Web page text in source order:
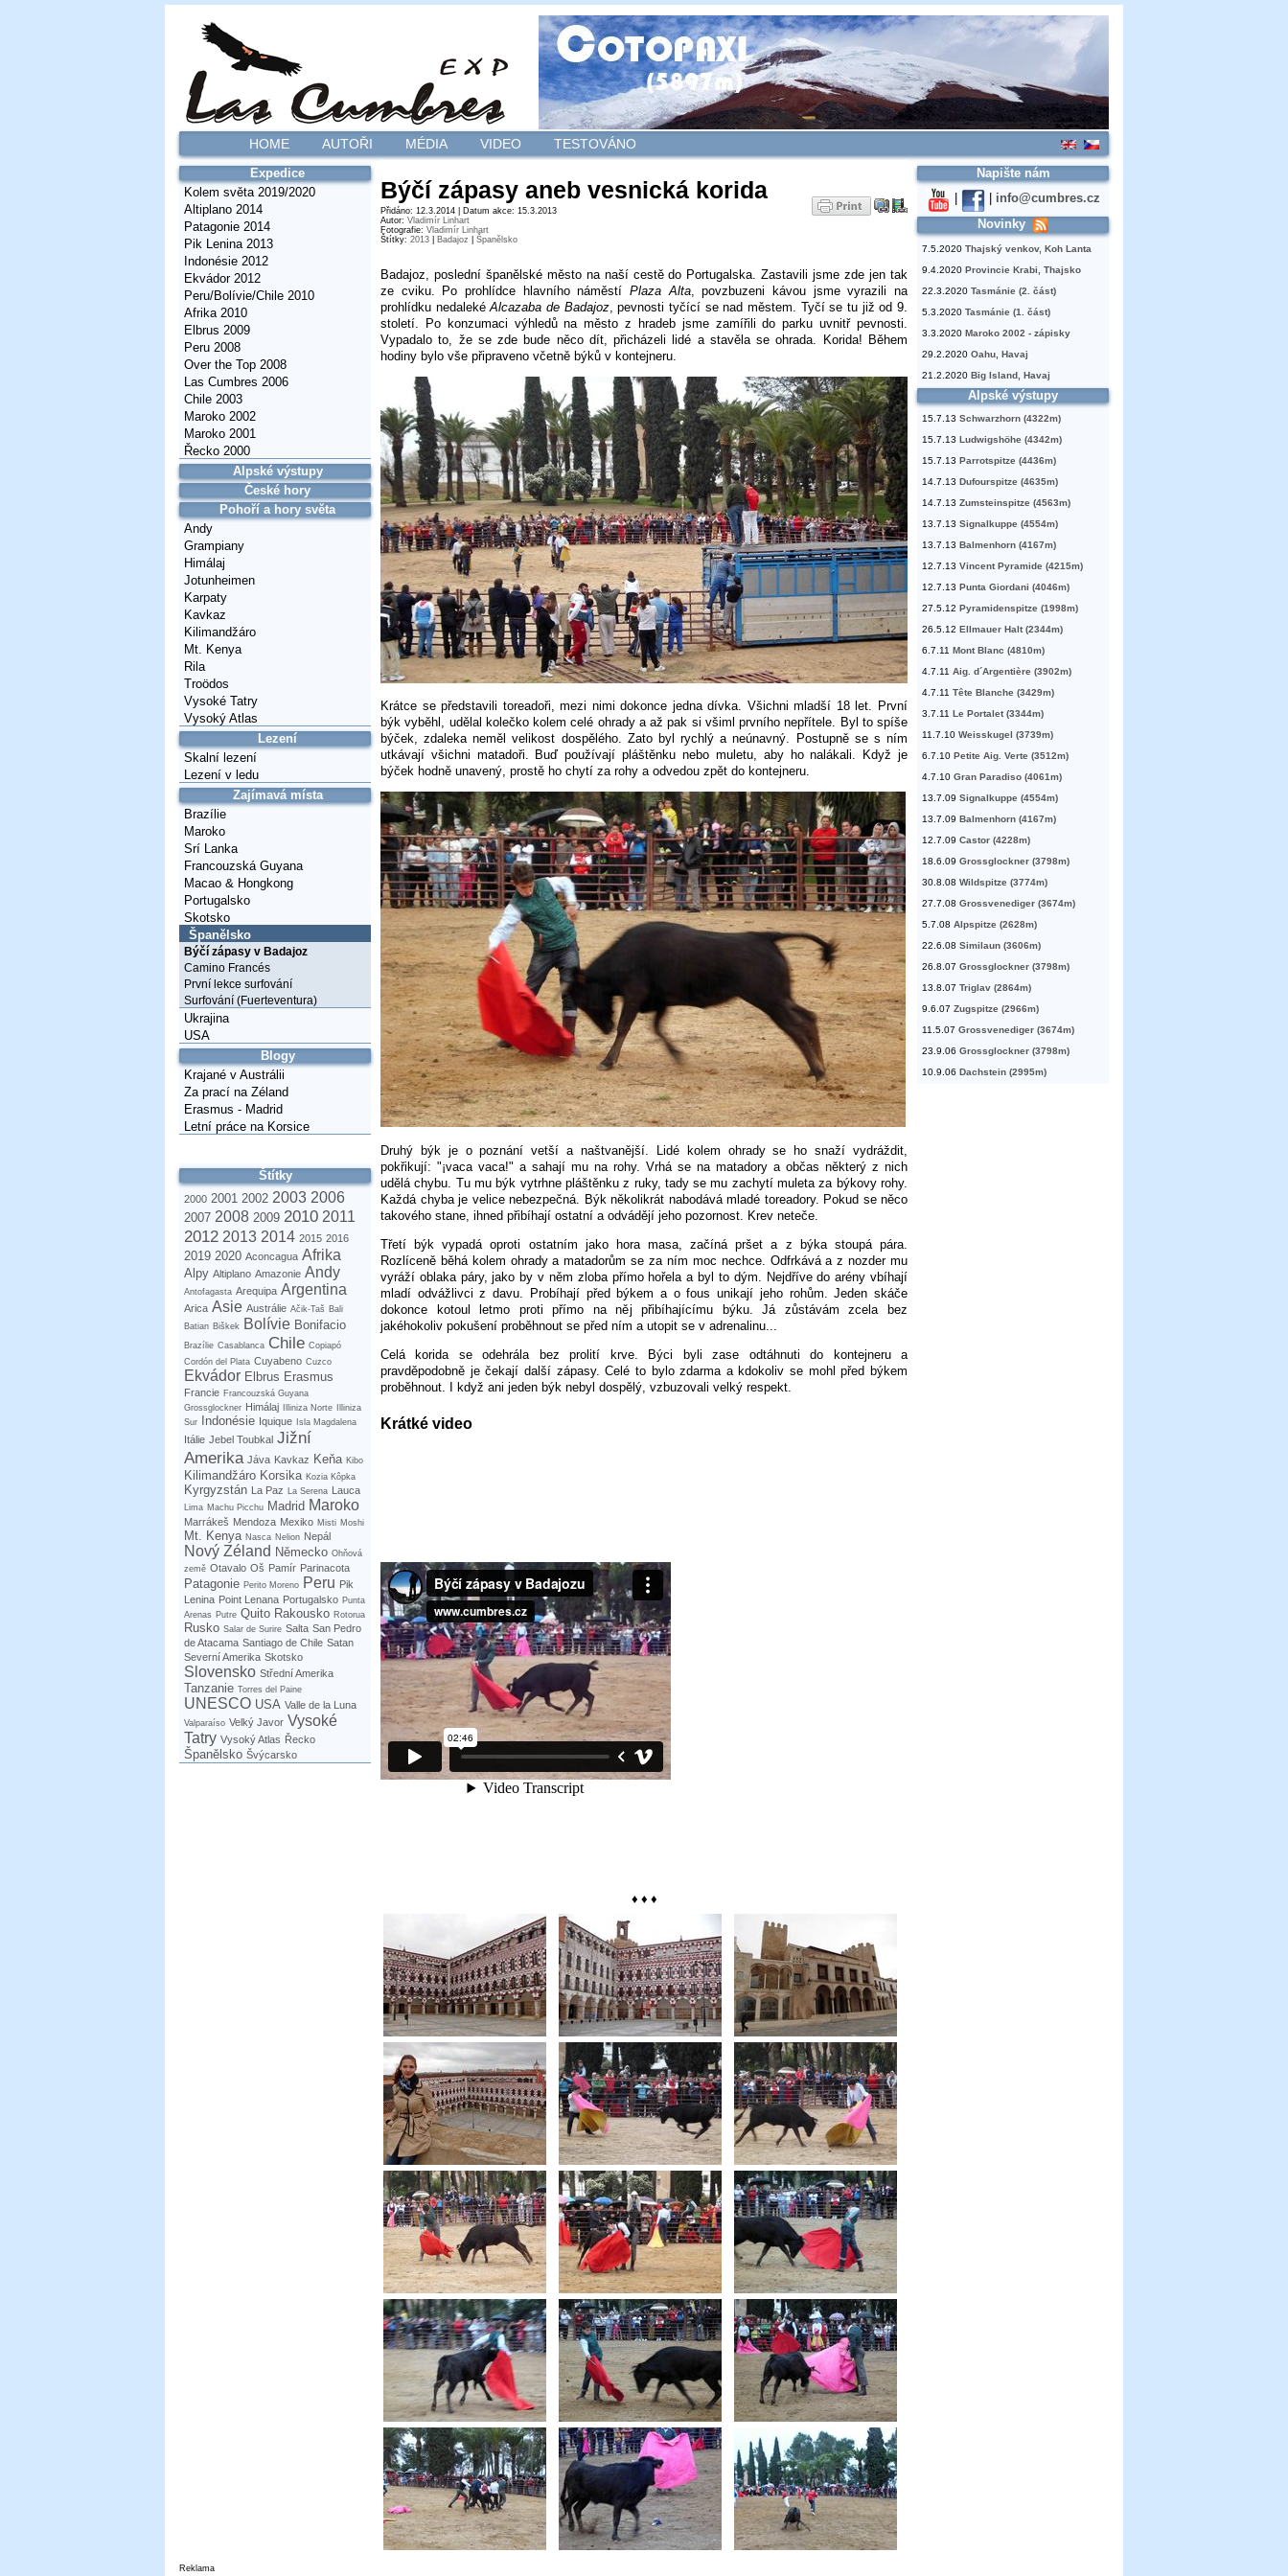
HOME AUTOŘI MÉDIA VIDEO TESTOVÁNO
Expedice
Kolem světa 2019/2020
Altiplano 2014
Patagonie 2014
Pik Lenina 2013
Indonésie 2012
Ekvádor 2012
Peru/Bolívie/Chile 2010
Afrika 2010
Elbrus 2009
Peru 2008
Over the Top 2008
Las Cumbres 2006
Chile 2003
Maroko 2002
Maroko 2001
Řecko 2000
Alpské výstupy
České hory
Pohoří a hory světa
Andy
Grampiany
Himálaj
Jotunheimen
Karpaty
Kavkaz
Kilimandžáro
Mt. Kenya
Rila
Troödos
Vysoké Tatry
Vysoký Atlas
Lezení
Skalní lezení
Lezení v ledu
Zajímavá místa
Brazílie
Maroko
Srí Lanka
Francouzská Guyana
Macao & Hongkong
Portugalsko
Skotsko
Španělsko
Býčí zápasy v Badajoz
Camino Francés
První lekce surfování
Surfování (Fuerteventura)
Ukrajina
USA
Blogy
Krajané v Austrálii
Za prací na Zéland
Erasmus - Madrid
Letní práce na Korsice
Štítky
2000 2001 2002 2003 2006
2007 2008 2009 2010 2011
2012 2013 2014 2015 2016
2019 2020 Aconcagua Afrika
Alpy Altiplano Amazonie Andy
Antofagasta Arequipa Argentina
Arica Asie Austrálie Ačik-Taš Bali
Batian Biškek Bolívie Bonifacio
Brazílie Casablanca Chile Copiapó
Cordón del Plata Cuyabeno Cuzco
Ekvádor Elbrus Erasmus
Francie Francouzská Guyana
Grossglockner Himálaj Illiniza Norte
Illiniza
Sur
Indonésie Iquique Isla Magdalena
Itálie Jebel Toubkal Jižní
Amerika Jáva Kavkaz Keňa Kibo
Kilimandžáro Korsika Kozia Kôpka
Kyrgyzstán La Paz La Serena Lauca
Lima Machu Picchu Madrid Maroko
Marrákeš Mendoza Mexiko Misti Moshi
Mt. Kenya Nasca Nelion Nepál
Nový Zéland Německo Ohňová
země Otavalo Oš Pamír Parinacota
Patagonie Perito Moreno Peru Pik
Lenina Point Lenana Portugalsko Punta
Arenas Putre Quito Rakousko Rotorua
Rusko Salar de Surire Salta San Pedro
de Atacama Santiago de Chile Satan
Severní Amerika Skotsko
Slovensko Střední Amerika
Tanzanie Torres del Paine
UNESCO USA Valle de la Luna
Valparaíso Velký Javor Vysoké
Tatry Vysoký Atlas Řecko
Španělsko Švýcarsko
Býčí zápasy aneb vesnická korida
Přidáno: 12.3.2014 | Datum akce: 15.3.2013
Autor: Vladimír Linhart
Fotografie: Vladimír Linhart
Štítky: 2013 Badajoz Španělsko
Badajoz, poslední španělské město na naší cestě do Portugalska. Zastavili jsme zde jen tak
ze cviku. Po prohlídce hlavního náměstí Plaza Alta, povzbuzeni kávou jsme vyrazili na
prohlídku nedalekéAlcazaba de Badajoz, pevnosti tyčící se nad městem. Tyčí se tu již od 9.
století. Po konzumaci výhledů na město z hradeb jsme zamířili do parku uvnitř pevnosti.
Vypadalo to, že se zde bude něco dít, přicházeli lidé a stavěla se ohrada. Korida! Během
hodiny bylo vše připraveno včetně býků v kontejneru.
Krátce se představili toreadoři, mezi nimi dokonce jedna dívka. Všichni mladší 18 let. První
býk vyběhl, udělal kolečko kolem celé ohrady a až pak si všiml prvního nepřítele. Byl to spíše
býček, zdaleka neměl velikost dospělého. Zato byl rychlý a neúnavný. Postupně se s ním
utkávají všichni matadoři. Buď používají pláštěnku nebo muletu, aby ho nalákali. Když je
býček hodně unavený, prostě ho chytí za rohy a odvedou zpět do kontejneru.
Druhý býk je o poznání vetší a naštvanější. Lidé kolem ohrady se ho snaží vydráždit,
pokřikují: "¡vaca vaca!" a sahají mu na rohy. Vrhá se na matadory a občas některý z nich
udělá chybu. Tu mu býk vytrhne pláštěnku z ruky, tady se mu zachytí muleta za býkovy rohy.
Každá chyba je velice nebezpečná. Býk několikrát nabodává mladé toreadory. Pokud se něco
takového stane, ihned přibíhají ostatní a odvádějí jeho pozornost. Krev neteče.
Třetí býk vypadá oproti ostatním jako hora masa, začíná pršet a z býka stoupá pára.
Rozlíceně běhá kolem ohrady a matadorům se za ním moc nechce. Odfrkává a z nozder mu
vyráží oblaka páry, jako by v něm zloba přímo hořela a byl to dým. Nejdříve do arény vbíhají
mladí odvážlivci z davu. Probíhají před býkem a o fous unikají jeho rohům. Jeden skáče
dokonce kotoul letmo proti přímo na něj přibíhajícímu býku. Já zůstávám zcela bez
jakéhokoliv pokušení proběhnout se před ním a utopit se v adrenalinu...
Celá korida se odehrála bez prolití krve. Býci byli zase odtáhnuti do kontejneru a
pravděpodobně je čekají další zápasy. Celé to bylo zdarma a kdokoliv se mohl před býkem
proběhnout. I když ani jeden býk nebyl dospělý, vzbuzovali velký respekt.
Krátké video
♦ ♦ ♦
Napište nám
info@cumbres.cz
Novinky
7.5.2020 Thajský venkov, Koh Lanta
9.4.2020 Provincie Krabi, Thajsko
22.3.2020 Tasmánie (2. část)
5.3.2020 Tasmánie (1. část)
3.3.2020 Maroko 2002 - zápisky
29.2.2020 Oahu, Havaj
21.2.2020 Big Island, Havaj
Alpské výstupy
15.7.13 Schwarzhorn (4322m)
15.7.13 Ludwigshöhe (4342m)
15.7.13 Parrotspitze (4436m)
14.7.13 Dufourspitze (4635m)
14.7.13 Zumsteinspitze (4563m)
13.7.13 Signalkuppe (4554m)
13.7.13 Balmenhorn (4167m)
12.7.13 Vincent Pyramide (4215m)
12.7.13 Punta Giordani (4046m)
27.5.12 Pyramidenspitze (1998m)
26.5.12 Ellmauer Halt (2344m)
6.7.11 Mont Blanc (4810m)
4.7.11 Aig. d´Argentière (3902m)
4.7.11 Tête Blanche (3429m)
3.7.11 Le Portalet (3344m)
11.7.10 Weisskugel (3739m)
6.7.10 Petite Aig. Verte (3512m)
4.7.10 Gran Paradiso (4061m)
13.7.09 Signalkuppe (4554m)
13.7.09 Balmenhorn (4167m)
12.7.09 Castor (4228m)
18.6.09 Grossglockner (3798m)
30.8.08 Wildspitze (3774m)
27.7.08 Grossvenediger (3674m)
5.7.08 Alpspitze (2628m)
22.6.08 Similaun (3606m)
26.8.07 Grossglockner (3798m)
13.8.07 Triglav (2864m)
9.6.07 Zugspitze (2966m)
11.5.07 Grossvenediger (3674m)
23.9.06 Grossglockner (3798m)
10.9.06 Dachstein (2995m)
Reklama